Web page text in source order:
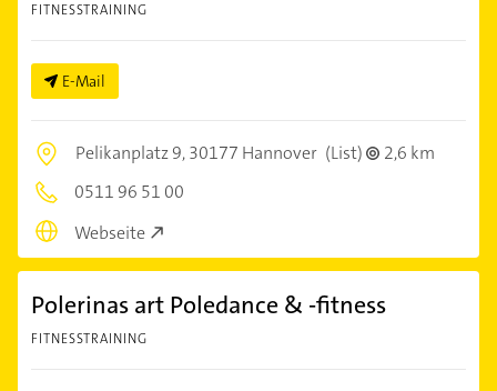
FITNESSTRAINING
E-Mail
Pelikanplatz 9,30177 Hannover (List)
2,6 km
0511 96 51 00
Webseite
Polerinas art Poledance & -fitness
FITNESSTRAINING